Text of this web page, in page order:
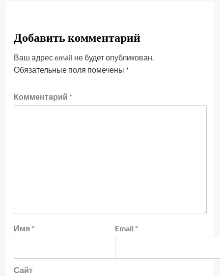
Добавить комментарий
Ваш адрес email не будет опубликован.
Обязательные поля помечены *
Комментарий *
Имя * Email *
Сайт